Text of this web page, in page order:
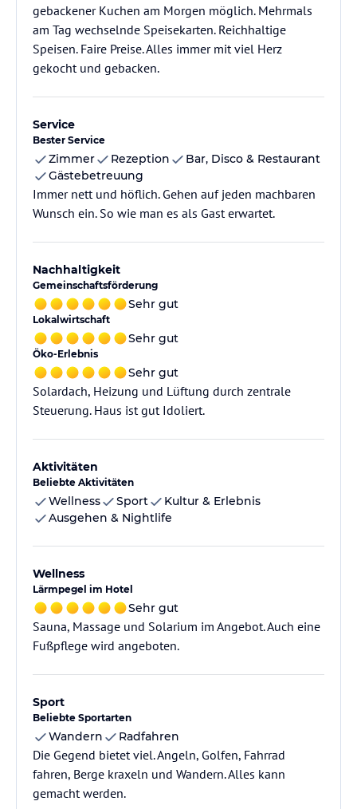
gebackener Kuchen am Morgen möglich. Mehrmals
am Tag wechselnde Speisekarten. Reichhaltige
Speisen. Faire Preise. Alles immer mit viel Herz
gekocht und gebacken.
Service
Bester Service
Zimmer Rezeption
Bar, Disco & Restaurant
Gästebetreuung
Immer nett und höflich. Gehen auf jeden machbaren
Wunsch ein. So wie man es als Gast erwartet.
Nachhaltigkeit
Gemeinschaftsförderung
Sehr gut
Lokalwirtschaft
Sehr gut
Öko-Erlebnis
Sehr gut
Solardach, Heizung und Lüftung durch zentrale
Steuerung. Haus ist gut Idoliert.
Aktivitäten
Beliebte Aktivitäten
Wellness Sport
Kultur & Erlebnis
Ausgehen & Nightlife
Wellness
Lärmpegel im Hotel
Sehr gut
Sauna, Massage und Solarium im Angebot. Auch eine
Fußpflege wird angeboten.
Sport
Beliebte Sportarten
Wandern Radfahren
Die Gegend bietet viel. Angeln, Golfen, Fahrrad
fahren, Berge kraxeln und Wandern. Alles kann
gemacht werden.